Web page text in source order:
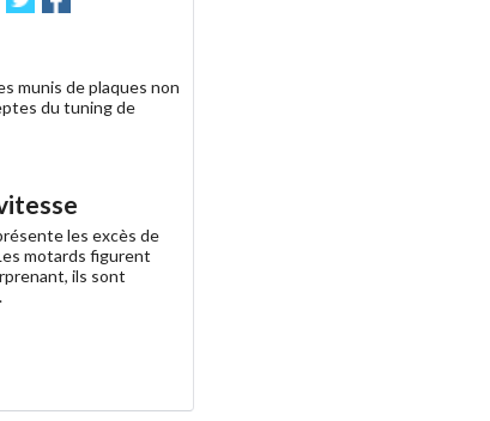
sur sur
munis de plaques non
du tuning de
les excès de
motards figurent
ils sont